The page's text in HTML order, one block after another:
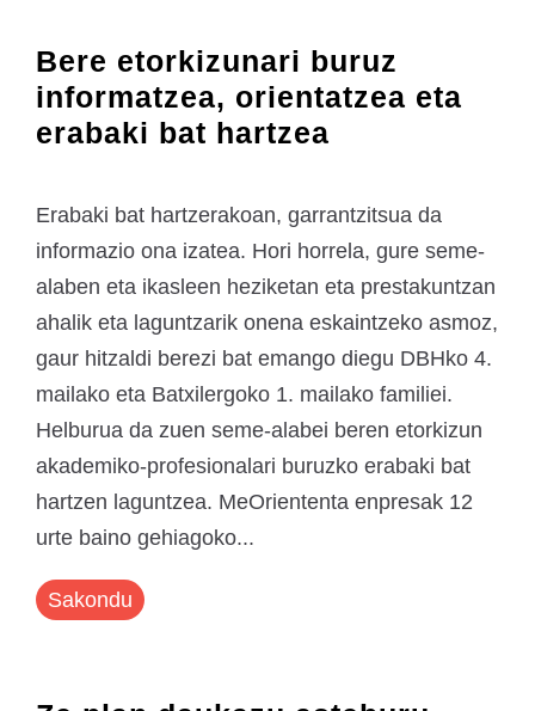
Bere etorkizunari buruz
informatzea, orientatzea eta
erabaki bat hartzea
Erabaki bat hartzerakoan, garrantzitsua da
informazio ona izatea. Hori horrela, gure seme-
alaben eta ikasleen heziketan eta prestakuntzan
ahalik eta laguntzarik onena eskaintzeko asmoz,
gaur hitzaldi berezi bat emango diegu DBHko 4.
mailako eta Batxilergoko 1. mailako familiei.
Helburua da zuen seme-alabei beren etorkizun
akademiko-profesionalari buruzko erabaki bat
hartzen laguntzea. MeOriententa enpresak 12
urte baino gehiagoko...
Sakondu